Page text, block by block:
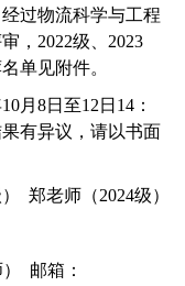
过物流科学与工程
， 2022级、 2023
单见附件。
10月 8日至12 日 14 ：
有异议，请以书面
郑老师（2024级）
邮箱：